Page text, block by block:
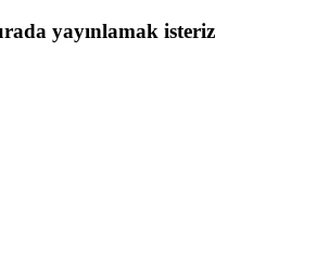
yayınlamak isteriz